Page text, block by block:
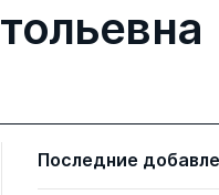
Последние